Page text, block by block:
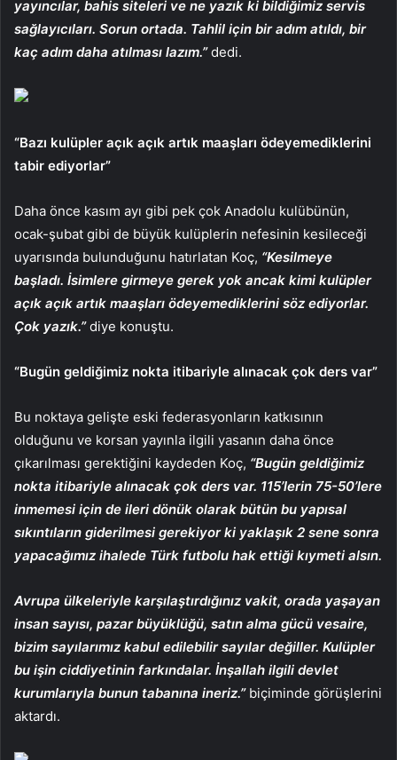
yayıncılar, bahis siteleri ve ne yazık ki bildiğimiz servis
sağlayıcıları. Sorun ortada. Tahlil için bir adım atıldı, bir
kaç adım daha atılması lazım.”dedi.
“Bazı kulüpler açık açık artık maaşları ödeyemediklerini
tabir ediyorlar”
Daha önce kasım ayı gibi pek çok Anadolu kulübünün,
ocak-şubat gibi de büyük kulüplerin nefesinin kesileceği
uyarısında bulunduğunu hatırlatan Koç, “Kesilmeye
başladı. İsimlere girmeye gerek yok ancak kimi kulüpler
açık açık artık maaşları ödeyemediklerini söz ediyorlar.
Çok yazık.”diye konuştu.
“Bugün geldiğimiz nokta itibariyle alınacak çok ders var”
Bu noktaya gelişte eski federasyonların katkısının
olduğunu ve korsan yayınla ilgili yasanın daha önce
çıkarılması gerektiğini kaydeden Koç, “Bugün geldiğimiz
nokta itibariyle alınacak çok ders var. 115’lerin 75-50’lere
inmemesi için de ileri dönük olarak bütün bu yapısal
sıkıntıların giderilmesi gerekiyor ki yaklaşık 2 sene sonra
yapacağımız ihalede Türk futbolu hak ettiği kıymeti alsın.
Avrupa ülkeleriyle karşılaştırdığınız vakit, orada yaşayan
insan sayısı, pazar büyüklüğü, satın alma gücü vesaire,
bizim sayılarımız kabul edilebilir sayılar değiller. Kulüpler
bu işin ciddiyetinin farkındalar. İnşallah ilgili devlet
kurumlarıyla bunun tabanına ineriz.”biçiminde görüşlerini
aktardı.